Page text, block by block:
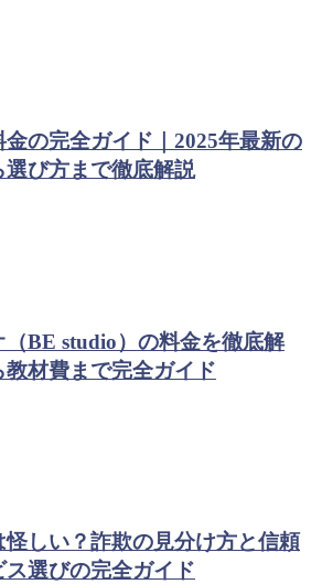
の完全ガイド｜2025年最新の
び方まで徹底解説
（BE studio）の料金を徹底解
材費まで完全ガイド
しい？詐欺の見分け方と信頼
ス選びの完全ガイド